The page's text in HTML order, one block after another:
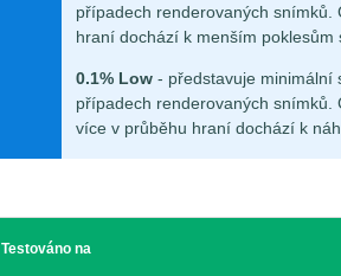
případech renderovaných
hraní dochází k menším poklesům
0.1% Low - představuje minimální
případech renderovaných snímků.
více v průběhu hraní dochází k
Testováno na